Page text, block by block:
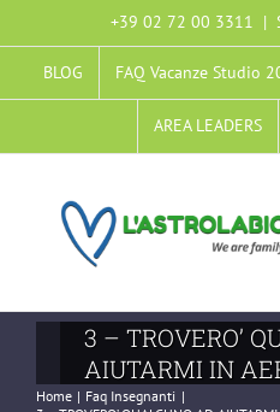
al
contenuto
+39 02 72 00 3311 |
BLOG FAQ Vacanze Studio
AREA LEADERS
3 – TROVERO’
AIUTARMI IN
Home
Faq Insegnanti